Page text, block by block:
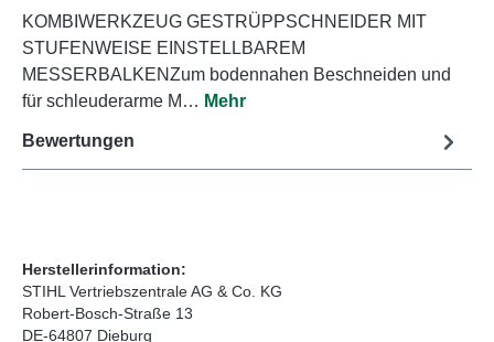
KOMBIWERKZEUG GESTRÜPPSCHNEIDER MIT
STUFENWEISE EINSTELLBAREM
MESSERBALKENZum bodennahen Beschneiden und
für schleuderarme M… Mehr
Bewertungen
Herstellerinformation:
STIHL Vertriebszentrale AG & Co. KG
Robert-Bosch-Straße 13
DE-64807 Dieburg